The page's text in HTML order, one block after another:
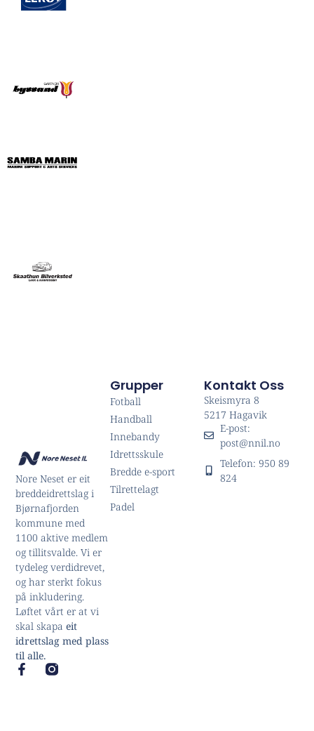
Nore Neset er eit
breddeidrettslag i
Bjørnafjorden
kommune med
1100 aktive medlem
og tillitsvalde. Vi er
tydeleg verdidrevet,
og har sterkt fokus
på inkludering.
Løftet vårt er at vi
skal skapaeit
idrettslag med plass
til alle.
Grupper
Fotball
Handball
Innebandy
Idrettsskule
Bredde e-sport
Tilrettelagt
Padel
Kontakt Oss
Skeismyra 8
5217 Hagavik
E-post:
post@nnil.no
Telefon: 950 89
824